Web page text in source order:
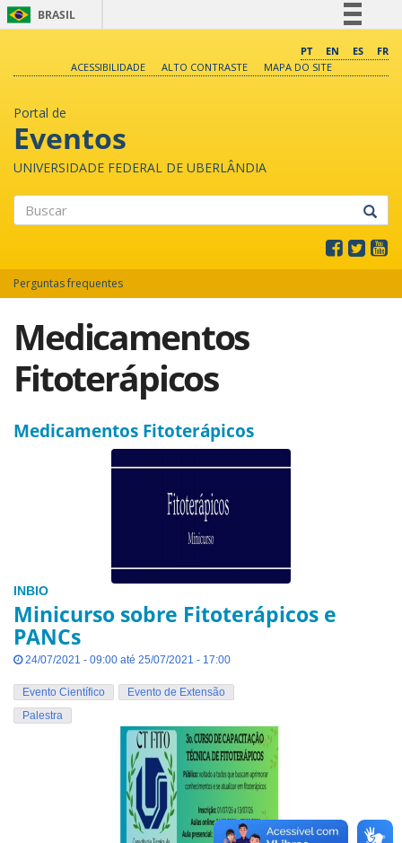
BRASIL
Comunica BR
PT EN ES
FR
ACESSIBILIDADE
ALTO CONTRASTE MAPA DO SITE
Portal de
Eventos
UNIVERSIDADE FEDERAL DE UBERLÂNDIA
Perguntas frequentes
Medicamentos
Fitoterápicos
Medicamentos Fitoterápicos
INBIO
Minicurso sobre Fitoterápicos e
PANCs
24/07/2021 - 09:00 até 25/07/2021 - 17:00
Evento Científico
Evento de Extensão
Palestra